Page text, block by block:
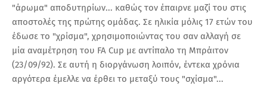
"άρωμα" αποδυτηρίων... καθώς τον έπαιρνε μαζί του στις
αποστολές της πρώτης ομάδας. Σε ηλικία μόλις 17 ετών του
έδωσε το "χρίσμα", χρησιμοποιώντας του σαν αλλαγή σε
μία αναμέτρηση του FA Cup με αντίπαλο τη Μπράιτον
(23/09/92). Σε αυτή η διοργάνωση λοιπόν, έντεκα χρόνια
αργότερα έμελλε να έρθει το μεταξύ τους "σχίσμα"...